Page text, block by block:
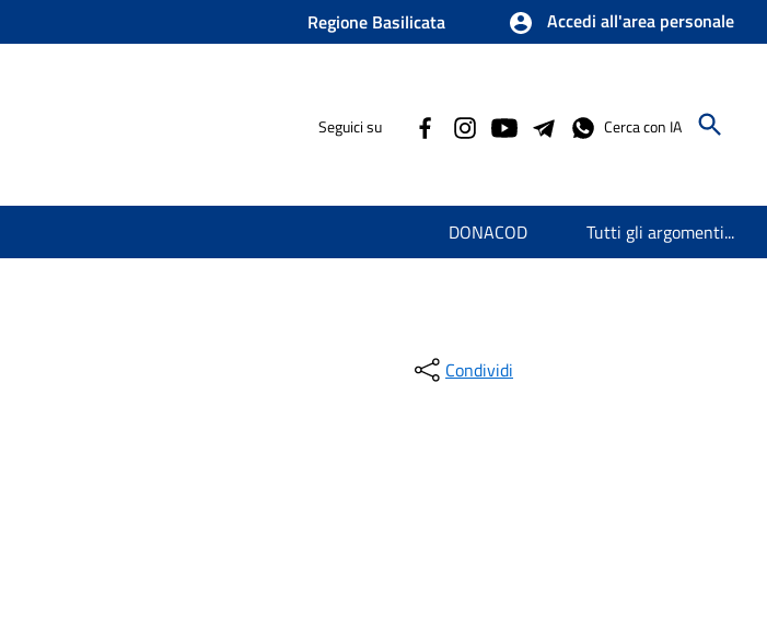
Regione Basilicata Accedi all'area personale
Seguici su Cerca con IA
DONACOD Tutti gli argomenti...
Condividi